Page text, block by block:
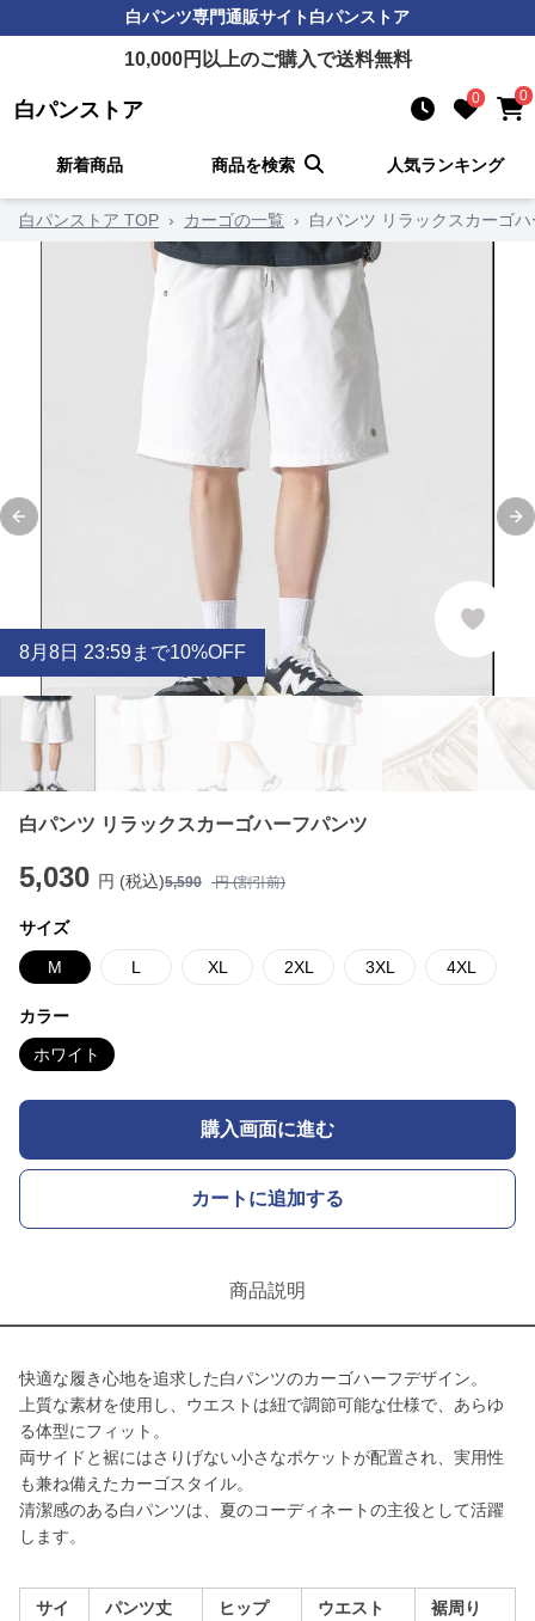
白パンツ専門通販サイト白パンストア
10,000円以上のご購入で送料無料
白パンストア 0 0
新着商品 商品を検索 人気ランキング
白パンストア TOP › カーゴの一覧 › 白パンツ リラックスカーゴ
Previous slide
8月 8日 23:59まで10%OFF
白パンツ リラックスカーゴハーフパンツ
5,030 円 (税込)5,590 円 (割引前)
サイズ
M L XL 2XL 3XL 4XL
カラー
ホワイト
購入画面に進む
カートに追加する
商品説明
快適な履き心地を追求した白パンツのカーゴハーフデザイン。
上質な素材を使用し、ウエストは紐で調節可能な仕様で、あらゆ
る体型にフィット。
両サイドと裾にはさりげない小さなポケットが配置され、実用性
も兼ね備えたカーゴスタイル。
清潔感のある白パンツは、夏のコーディネートの主役として活躍
します。
サイ
パンツ丈
ヒップ
ウエスト
裾周り